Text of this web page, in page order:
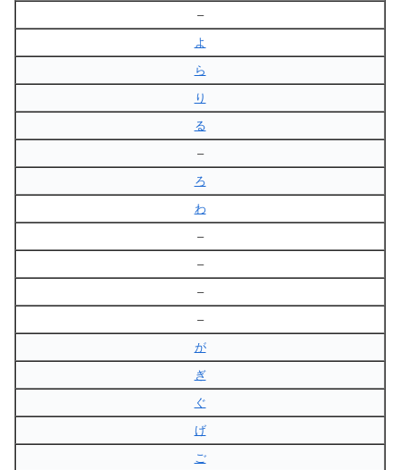
–
よ
ら
り
る
–
ろ
わ
–
–
–
–
が
ぎ
ぐ
げ
ご